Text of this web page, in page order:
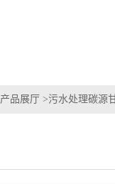
产品展厅 >污水处理碳源